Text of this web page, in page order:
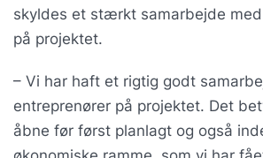
skyldes et stærkt samarbejde
på projektet.
– Vi har haft et rigtig godt
entreprenører på projektet. Det
åbne før først planlagt og også